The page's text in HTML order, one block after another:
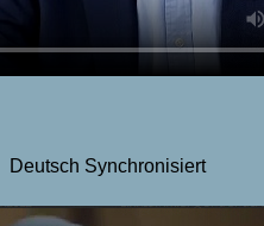
Deutsch Synchronisiert